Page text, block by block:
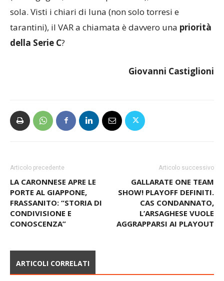
sola. Visti i chiari di luna (non solo torresi e
tarantini), il VAR a chiamata è davvero una priorità
della Serie C?
Giovanni Castiglioni
Articolo precedente
LA CARONNESE APRE LE
PORTE AL GIAPPONE,
FRASSANITO: “STORIA DI
CONDIVISIONE E
CONOSCENZA”
Articolo successivo
GALLARATE ONE TEAM
SHOW! PLAYOFF DEFINITI.
CAS CONDANNATO,
L’ARSAGHESE VUOLE
AGGRAPPARSI AI PLAYOUT
ARTICOLI CORRELATI